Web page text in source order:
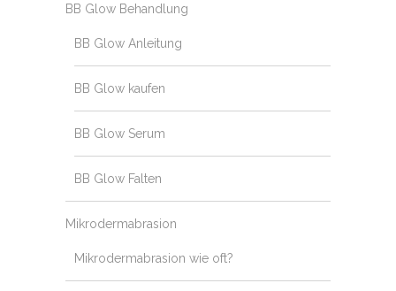
BB Glow Behandlung
BB Glow Anleitung
BB Glow kaufen
BB Glow Serum
BB Glow Falten
Mikrodermabrasion
Mikrodermabrasion wie oft?